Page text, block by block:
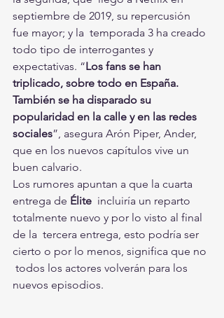
septiembre de 2019, su repercusión
fue mayor; y la  temporada 3 ha creado
todo tipo de interrogantes y
expectativas. “Los fans se han
triplicado, sobre todo en España.
También se ha disparado su
popularidad en la calle y en las redes
sociales”, asegura Arón Piper, Ander,
que en los nuevos capítulos vive un
buen calvario.
Los rumores apuntan a que la cuarta
entrega de Élite
  incluiría un reparto
totalmente nuevo y por lo visto al final
de la  tercera entrega, esto podría ser
cierto o por lo menos, significa que no
todos los actores volverán para los
nuevos episodios.